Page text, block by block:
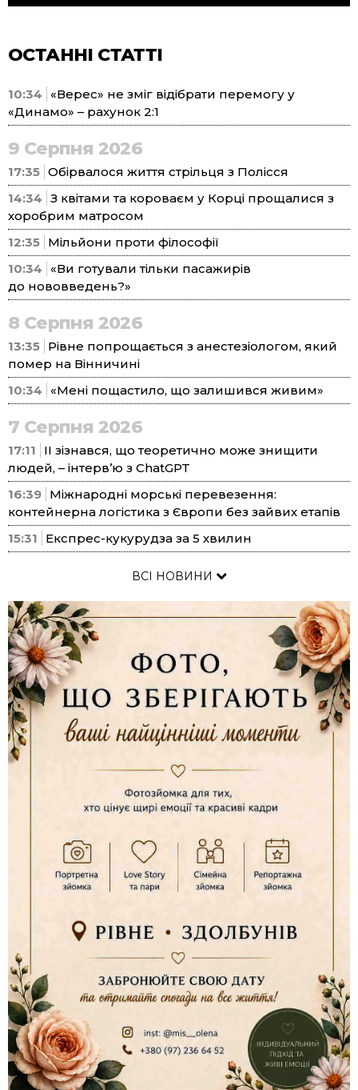
ОСТАННІ СТАТТІ
10:34
«Верес» не зміг відібрати перемогу у
«Динамо» – рахунок 2:1
9 Серпня 2026
17:35 Обірвалося життя стрільця з Полісся
14:34 З квітами та короваєм у Корці прощалися з
хоробрим матросом
12:35 Мільйони проти філософії
10:34
«Ви готували тільки пасажирів
до нововведень?»
8 Серпня 2026
13:35 Рівне попрощається з анестезіологом, який
помер на Вінничині
10:34
«Мені пощастило, що залишився живим»
7 Серпня 2026
17:11
ІІ зізнався, що теоретично може знищити
людей, – інтерв’ю з ChatGPT
16:39 Міжнародні морські перевезення:
контейнерна логістика з Європи без зайвих етапів
15:31
Експрес-кукурудза за 5 хвилин
ВСІ НОВИНИ